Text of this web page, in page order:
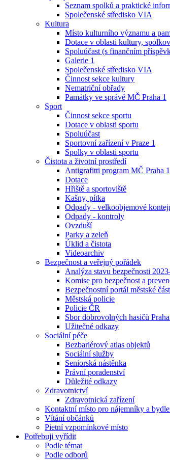
Seznam spolků a praktické
Společenské středisko VIA
Kultura
Místo kulturního významu a
Dotace v oblasti kultury,
Spoluúčast (s finančním
Galerie 1
Společenské středisko VIA
Činnost sekce kultury
Nematriční obřady
Památky ve správě MČ Praha 1
Sport
Činnost sekce sportu
Dotace v oblasti sportu
Spoluúčast
Sportovní zařízení v Praze 1
Spolky v oblasti sportu
Čistota a životní prostředí
Antigrafitti program MČ Praha 1
Dotace
Hřiště a sportoviště
Kašny, pítka
Odpady - velkoobjemové
Odpady - kontroly
Ovzduší
Parky a zeleň
Úklid a čistota
Videoarchiv
Bezpečnost a veřejný pořádek
Analýza stavu bezpečnosti
Komise pro bezpečnost a
Bezpečnostní portál městské
Městská policie
Policie ČR
Sbor dobrovolných hasičů Praha
Užitečné odkazy
Sociální péče
Bezbariérový atlas objektů
Sociální služby
Seniorská nástěnka
Právní poradenství
Důležité odkazy
Zdravotnictví
Zdravotnická zařízení
Kontaktní místo pro nájemníky a
Vítání občánků
Pietní vzpomínkové místo
Potřebuji vyřídit
Podle témat
Podle odborů